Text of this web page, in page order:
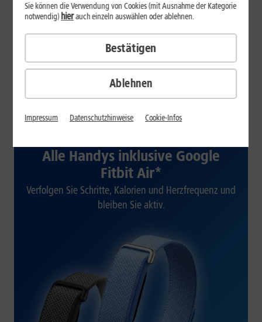
ab 29,99
€/Monat*
Verfügbarkeit prüfen
Alle Handys inklusive Google
Fitbit Air*
Verfolgen Sie Schritte, Kalorien und Herzfrequenz und
bleiben Sie aktiv.
Ablehnen
Sie können die Verwendung von Cookies (mit Ausnahme der Kategorie
notwendig)hierauch einzeln auswählen oder ablehnen.
Bestätigen
Impressum Datenschutzhinweise Cookie-Infos